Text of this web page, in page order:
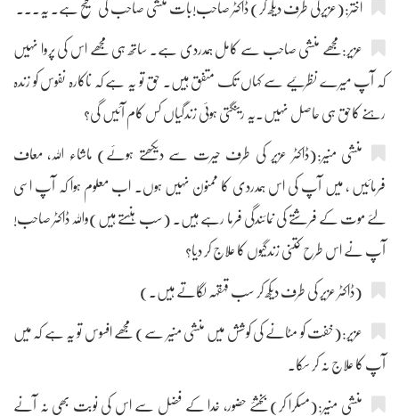
اختر:(عزیرکی طرف دیکھ کر) ڈاکٹر صاحب!بات منشی صاحب کی صحیح ہے۔ یہ۔۔۔
عزیر:مجھے منشی صاحب سے کامل ہمدردی ہے۔ ساتھ ہی مجھے اس کی پروا نہیں
کہ آپ میرے نظرئیے سے کہاں تک متفق ہیں۔ حق تو یہ ہے کہ ناکارہ نفوس کو زندہ
رہنے کاحق ہی حاصل نہیں۔یہ رینگتی ہوئی زندگیاں کس کام آئیں گی؟
منشی منیر:(ڈاکٹر عزیر کی طرف حیرت سے دیکھتے ہوئے) ماشاء اللہ، معاف
فرمائیں ، میں آپ کی اس ہمدردی کا ممنون نہیں ہوں۔ اب معلوم ہوا کہ آپ اسی
لئے موت کے فرشتے کی نمائندگی فرما رہے ہیں۔ (سب ہنستے ہیں)واللہ ڈاکٹر صاحب!
آپ نے اس طرح کتنی زندگیوں کا علاج کر دیا؟
(ڈاکٹر عزیر کی طرف دیکھ کر سب قہقہہ لگاتے ہیں۔)
عزیر:(خفت کو مٹانے کی کوشش میں منشی منیر سے) مجھے افسوس تو یہ ہے کہ میں
آپ کا علاج نہ کر سکا۔
منشی منیر:(مسکرا کر) بخشئے حضور، خدا کے فضل سے اس کی نوبت بھی نہ آنے